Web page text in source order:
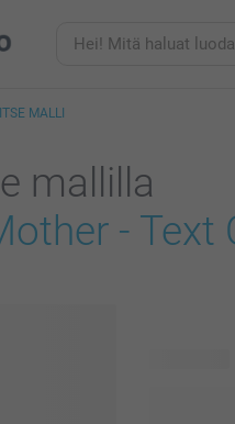
MALLI
mallilla
- Text